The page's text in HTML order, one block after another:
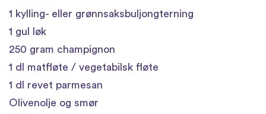
1 kylling- eller grønnsaksbuljongterning
1 gul løk
250 gram champignon
1 dl matfløte / vegetabilsk fløte
1 dl revet parmesan
Olivenolje og smør